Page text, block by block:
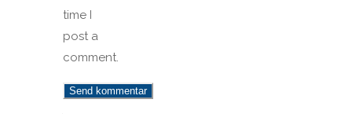
time I
post a
comment.